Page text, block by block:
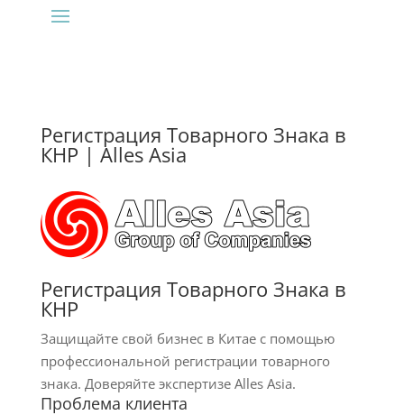
Регистрация Товарного Знака в
КНР | Alles Asia
Регистрация Товарного Знака в
КНР
Защищайте свой бизнес в Китае с помощью
профессиональной регистрации товарного
знака. Доверяйте экспертизе Alles Asia.
Проблема клиента